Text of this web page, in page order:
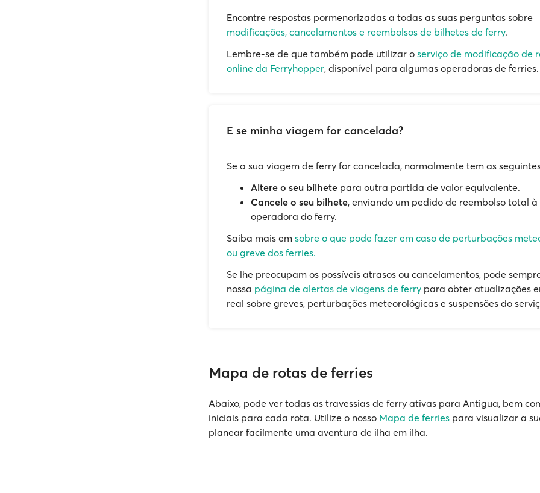
Encontre respostas pormenorizadas a todas as suas perguntas sobre
modificações, cancelamentos e reembolsos de bilhetes de ferry.
Lembre-se de que também pode utilizar o serviço de modificação de
online da Ferryhopper, disponível para algumas operadoras de ferries.
E se minha viagem for cancelada?
Se a sua viagem de ferry for cancelada, normalmente tem as
Altere o seu bilhete para outra partida de valor equivalente.
Cancele o seu bilhete, enviando um pedido de reembolso total à
operadora do ferry.
Saiba mais em sobre o que pode fazer em caso de perturbações
ou greve dos ferries.
Se lhe preocupam os possíveis atrasos ou cancelamentos, pode
nossa página de alertas de viagens de ferry para obter atualizações
real sobre greves, perturbações meteorológicas e suspensões do
Mapa de rotas de ferries
Abaixo, pode ver todas as travessias de ferry ativas para Antigua, bem
iniciais para cada rota. Utilize o nosso Mapa de ferries para visualizar a
planear facilmente uma aventura de ilha em ilha.